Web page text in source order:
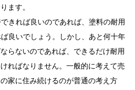
ます。
きれば良いのであれば、塗料の耐用
良いでしょう。しかし、あと何十年
らないのであれば、できるだけ耐用
ればなりません。一般的に考えて売
家に住み続けるのが普通の考え方